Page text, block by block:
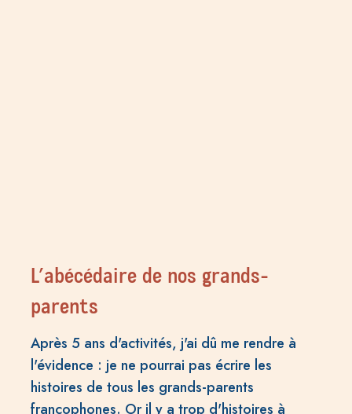
L’abécédaire de nos grands-
parents
Après 5 ans d'activités, j'ai dû me rendre à
l'évidence : je ne pourrai pas écrire les
histoires de tous les grands-parents
francophones. Or il y a trop d'histoires à